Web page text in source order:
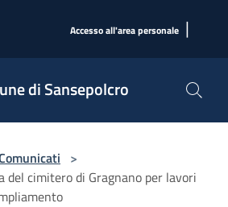
Accesso all'area personale |
di Sansepolcro
>
del cimitero di Gragnano per lavori